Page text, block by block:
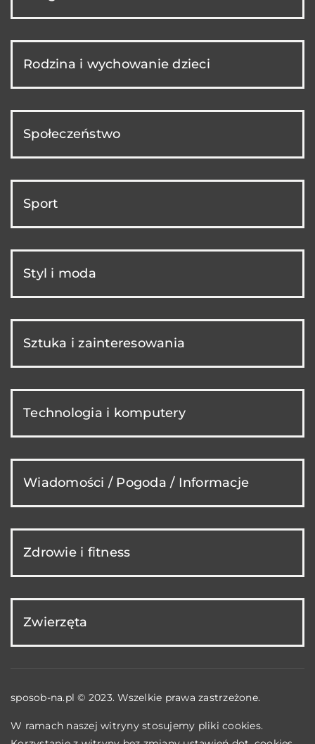
Rodzina i wychowanie dzieci
Społeczeństwo
Sport
Styl i moda
Sztuka i zainteresowania
Technologia i komputery
Wiadomości / Pogoda / Informacje
Zdrowie i fitness
Zwierzęta
sposob-na.pl © 2023. Wszelkie prawa zastrzeżone.
W ramach naszej witryny stosujemy pliki cookies.